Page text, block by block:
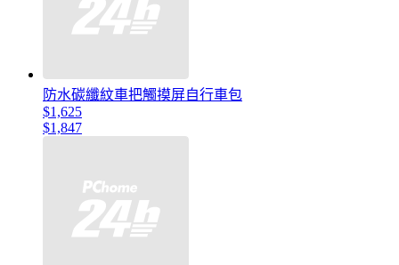
防水碳纖紋車把觸摸屏自行車包
$1,625
$1,847